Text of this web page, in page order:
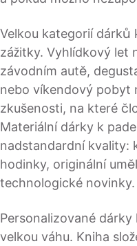
Velkou kategorií dárků
zážitky. Vyhlídkový let
závodním autě,
nebo víkendový pobyt
zkušenosti, na které
Materiální dárky k
nadstandardní kvality:
hodinky, originální
technologické novinky.
Personalizované
velkou váhu. Kniha